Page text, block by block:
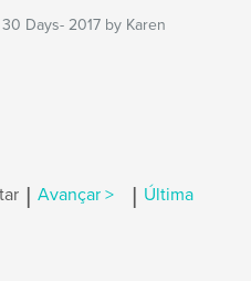
Days- 2017 by Karen
| Avançar > | Última